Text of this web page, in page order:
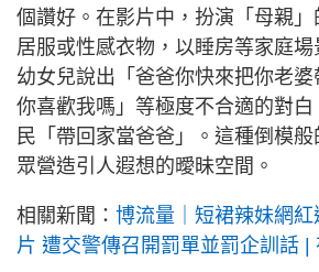
個讚好。在影片中，扮演「母親
居服或性感衣物，以睡房等家庭
幼女兒說出「爸爸你快來把你老
你喜歡我嗎」等極度不合適的對
民「帶回家當爸爸」。這種倒模
眾營造引人遐想的曖昧空間。
相關新聞： 博流量｜短裙辣妹網
片 遭交警傳召開罰單並罰企訓話 |